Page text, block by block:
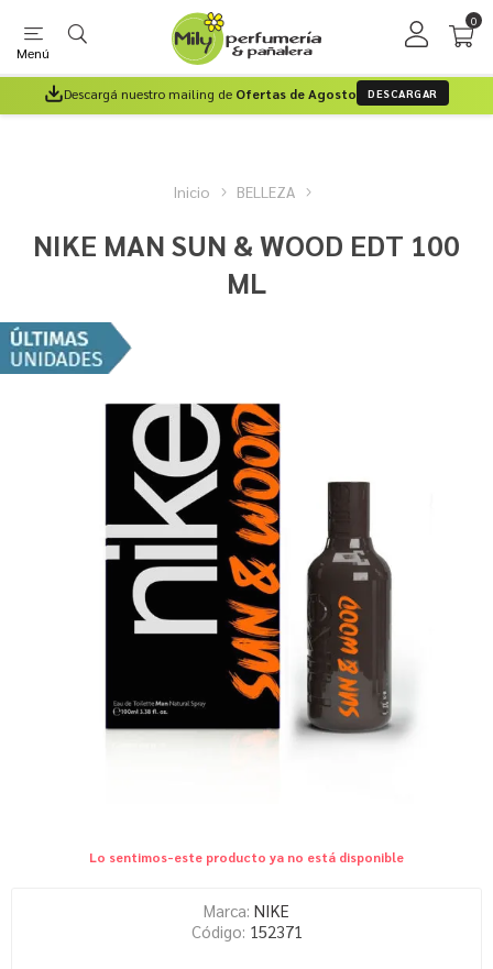
Menú
0
Descargá nuestro mailing de Ofertas de Agosto DESCARGAR
Inicio BELLEZA
NIKE MAN SUN & WOOD EDT 100
ML
Lo sentimos-este producto ya no está disponible
Marca: NIKE
Código: 152371